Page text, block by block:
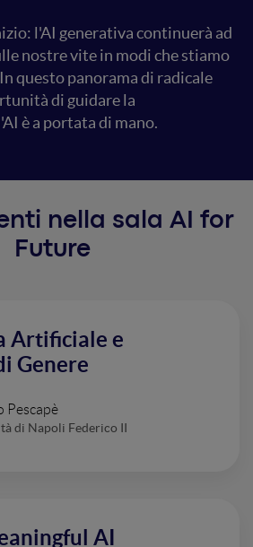
l'AI generativa continuerà ad
nostre vite in modi che stiamo
questo panorama di radicale
di guidare la
è a portata di mano.
nella sala AI for
Future
Artificiale e
Genere
Pescapè
di Napoli Federico II
AI